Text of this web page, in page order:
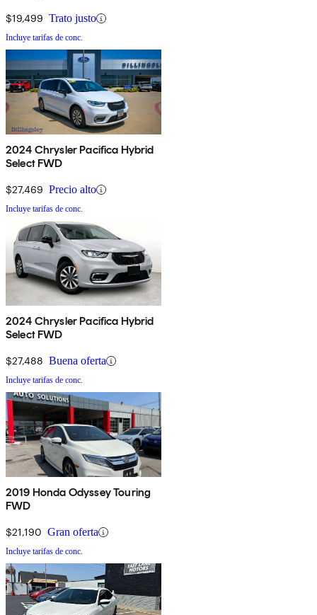
$19,499 Trato justo
Incluye tarifas de conc.
2024 Chrysler Pacifica Hybrid
Select FWD
$27,469 Precio alto
Incluye tarifas de conc.
2024 Chrysler Pacifica Hybrid
Select FWD
$27,488 Buena oferta
Incluye tarifas de conc.
2019 Honda Odyssey Touring
FWD
$21,190 Gran oferta
Incluye tarifas de conc.